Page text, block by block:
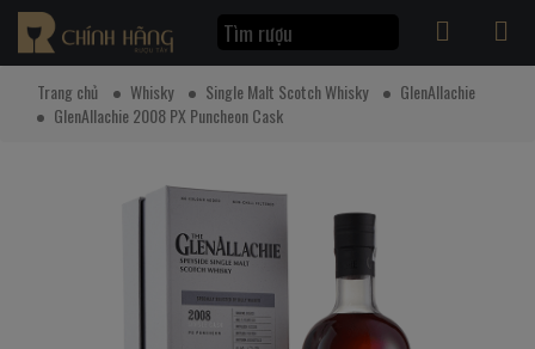
Trang chủ Whisky Single Malt Scotch Whisky
GlenAllachie
GlenAllachie 2008 PX Puncheon Cask